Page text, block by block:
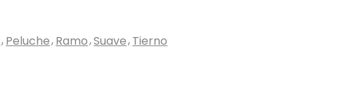
Peluche Ramo Suave Tierno